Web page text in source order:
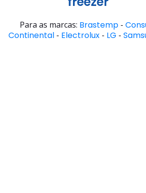
Para as marcas: Brastemp-
Continental - Electrolux - LG -